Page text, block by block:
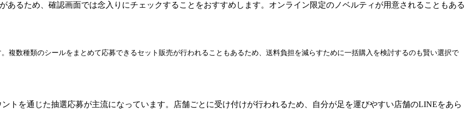
あるため、確認画面では念入りにチェックすることをおすすめします。オンライン限定のノベルティが用意されることもある
複数種類のシールをまとめて応募できるセット販売が行われることもあるため、送料負担を減らすために一括購入を検討するのも賢い選択で
トを通じた抽選応募が主流になっています。店舗ごとに受け付けが行われるため、自分が足を運びやすい店舗のLINEをあら